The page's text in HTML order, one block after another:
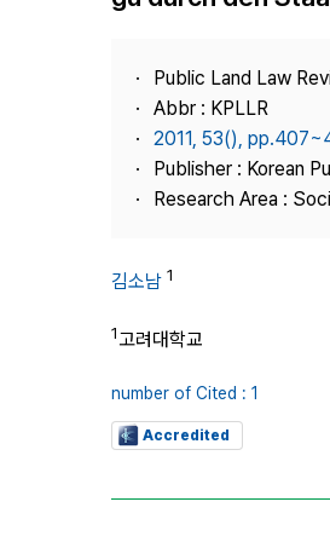
Public Land Law
Abbr : KPLLR
2011, 53(),
Publisher : Korean
Research Area :
김소남 1
1고려대학교
number of Cited : 1
Accredited